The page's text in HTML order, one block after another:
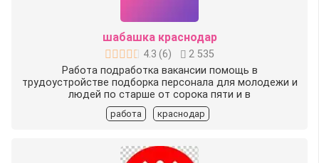
шабашка краснодар
4.3 (6)
2 535
Работа подработка вакансии помощь в
трудоустройстве подборка персонала для молодежи и
людей по старше от сорока пяти и в
работа краснодар